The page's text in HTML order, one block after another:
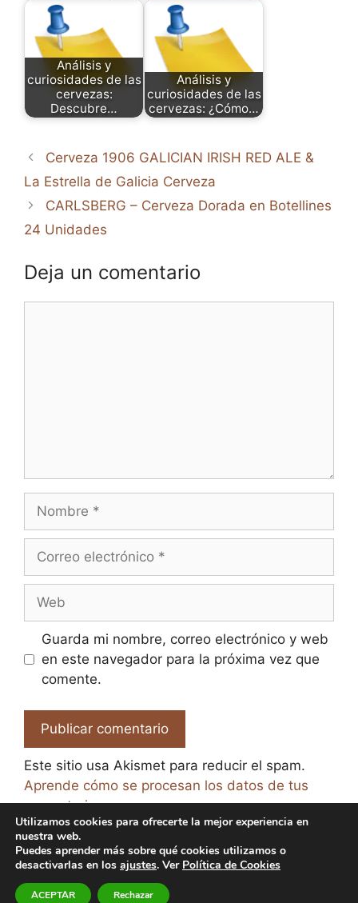
Análisis y
curiosidades de las
cervezas:
Descubre…
Análisis y
curiosidades de las
cervezas: ¿Cómo…
Cerveza 1906 GALICIAN IRISH RED ALE &
La Estrella de Galicia Cerveza
CARLSBERG – Cerveza Dorada en Botellines
24 Unidades
Deja un comentario
Nombre
Correo
Web
Guarda mi nombre, correo electrónico y web
en este navegador para la próxima vez que
comente.
Este sitio usa Akismet para reducir el spam.
Aprende cómo se procesan los datos de tus
comentarios.
© 2026 El Paraíso de la Cerveza -
Utilizamos cookies para ofrecerte la mejor experiencia en
nuestra web.
Puedes aprender más sobre qué cookies utilizamos o
desactivarlas en los ajustes. Ver Política de Cookies
ACEPTAR Rechazar